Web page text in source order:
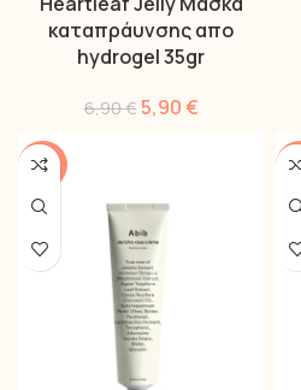
καταπράυνσης απο
hydrogel 35gr
6,90€5,90€
-20% -